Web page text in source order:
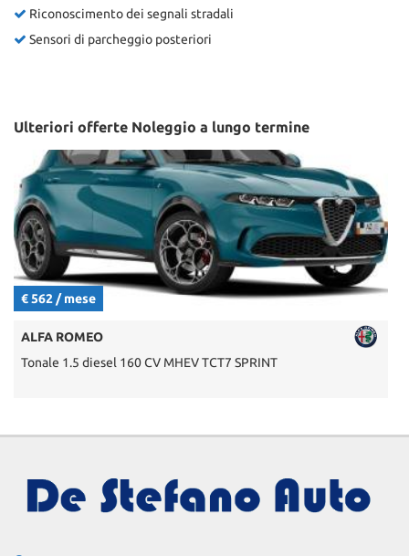
Riconoscimento dei segnali stradali
Sensori di parcheggio posteriori
Ulteriori offerte Noleggio a lungo termine
€ 562 / mese
ALFA ROMEO
Tonale 1.5 diesel 160 CV MHEV TCT7 SPRINT